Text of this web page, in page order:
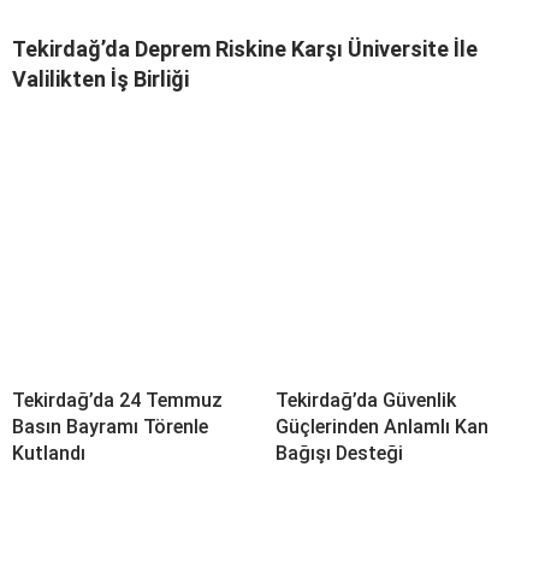
Tekirdağ’da Deprem Riskine Karşı Üniversite İle
Valilikten İş Birliği
Tekirdağ’da 24 Temmuz
Basın Bayramı Törenle
Kutlandı
Tekirdağ’da Güvenlik
Güçlerinden Anlamlı Kan
Bağışı Desteği